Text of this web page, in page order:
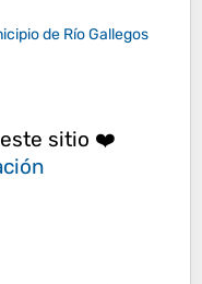
de Río Gallegos
este sitio ❤️